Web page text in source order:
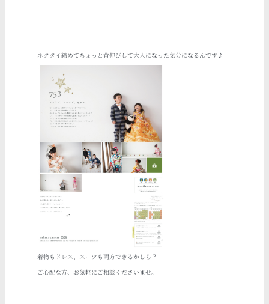
ネクタイ締めてちょっと背伸びして大人になった気分になるんです♪
着物もドレス、スーツも両方できるかしら？
ご心配な方、お気軽にご相談くださいませ。